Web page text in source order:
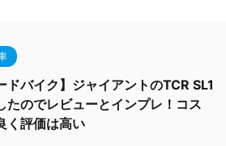
ドバイク】ジャイアントのTCR SL1
たのでレビューとインプレ！コス
く評価は高い